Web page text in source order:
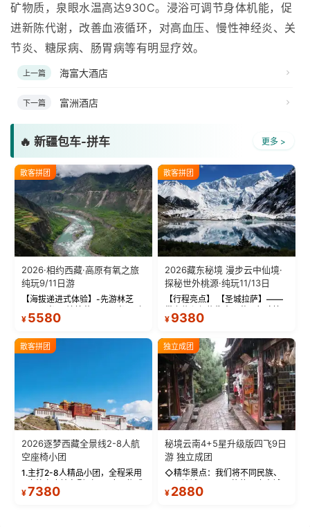
矿物质，泉眼水温高达930C。浸浴可调节身体机能，促
进新陈代谢，改善血液循环，对高血压、慢性神经炎、关
节炎、糖尿病、肠胃病等有明显疗效。
上一篇 海富大酒店
下一篇 富洲酒店
🔥 新疆包车-拼车 更多 >
散客拼团
2026·相约西藏·高原有氧之旅
纯玩9/11日游
【海拔递进式体验】-先游林芝
测 99%游客零高反 。 【贴心保
反根本不是事儿 ！ 【无人机航
拍】-雪山/圣湖/...
¥ 5580
散客拼团
2026藏东秘境 漫步云中仙境·
探秘世外桃源·纯玩11/13日
【行程亮点】 【圣城拉萨】——
萨，感受这座城与生俱来的与众
城堡寺院于一体的宏伟建筑，是
西藏最完整的古代...
¥ 9380
散客拼团
2026逐梦西藏全景线2-8人航
空座椅小团
1.主打2-8人精品小团，全程采用
9座航空座椅车型（360度环抱式
座舱），提供VIP级别的舒适出行
¥7380
独立成团
秘境云南4+5星升级版四飞9日
游 独立成团
◇精华景点：我们将不同民族、
不同地域、不同风格的三座古城
—【大理古城、丽江古城、香格
¥ 2880